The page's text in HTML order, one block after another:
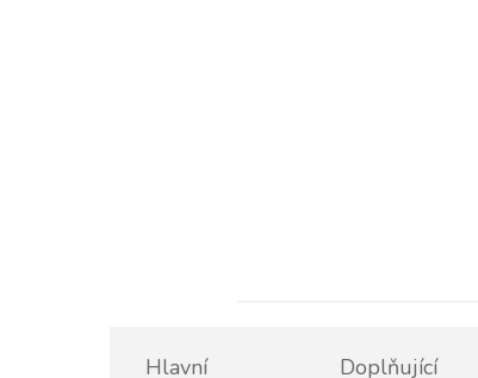
Hlavní Doplňující